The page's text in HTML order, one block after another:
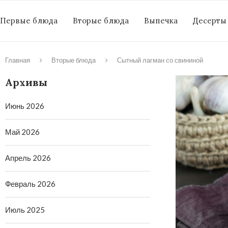
Первые блюда Вторые блюда Выпечка Десерты
Главная Вторые блюда Сытный лагман со свининой
Архивы
Июнь 2026
Май 2026
Апрель 2026
Февраль 2026
Июль 2025